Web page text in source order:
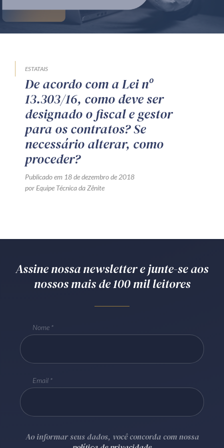
Produtos e serviços
Mentoria Zênite
Capacitação
Zênite Online
Zênite in Company
Diferenciais
Av. Sete de Setembro, 4698
Batel Curitiba/PR CEP 80240-000
ESTATAIS
De acordo com a Lei nº
13.303/16, como deve ser
designado o fiscal e gestor
para os contratos? Se
necessário alterar, como
proceder?
Publicado em 18 de dezembro de 2018
por Equipe Técnica da Zênite
Assine nossa newsletter e junte-se aos
nossos mais de 100 mil leitores
Nome
Email
Ao informar seus dados, você concorda com nossa